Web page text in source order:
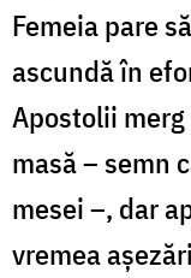
Femeia pare
ascundă în
Apostolii
masă – semn
mesei –, dar
vremea